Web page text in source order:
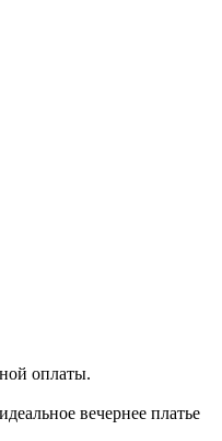
оплаты.
вечернее платье